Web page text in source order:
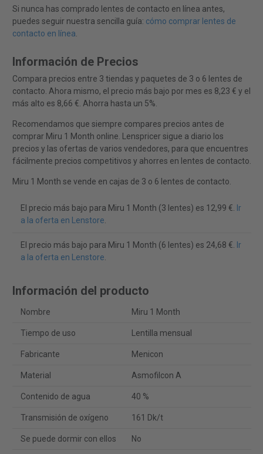
Si nunca has comprado lentes de contacto en línea antes,
puedes seguir nuestra sencilla guía: cómo comprar lentes de
contacto en línea.
Información de Precios
Compara precios entre 3 tiendas y paquetes de 3 o 6 lentes de
contacto. Ahora mismo, el precio más bajo por mes es 8,23 € y el
más alto es 8,66 €. Ahorra hasta un 5%.
Recomendamos que siempre compares precios antes de
comprar Miru 1 Month online. Lenspricer sigue a diario los
precios y las ofertas de varios vendedores, para que encuentres
fácilmente precios competitivos y ahorres en lentes de contacto.
Miru 1 Month se vende en cajas de 3 o 6 lentes de contacto.
El precio más bajo para Miru 1 Month (3 lentes) es 12,99 €. Ir
a la oferta en Lenstore.
El precio más bajo para Miru 1 Month (6 lentes) es 24,68 €. Ir
a la oferta en Lenstore.
Información del producto
Nombre Miru 1 Month
Tiempo de uso Lentilla mensual
Fabricante Menicon
Material Asmofilcon A
Contenido de agua 40 %
Transmisión de oxígeno 161 Dk/t
Se puede dormir con ellos No